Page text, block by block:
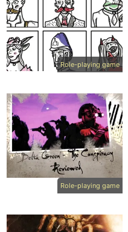
Role-playing game
Role-playing game